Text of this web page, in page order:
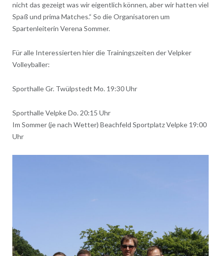
nicht das gezeigt was wir eigentlich können, aber wir hatten viel
Spaß und prima Matches.“ So die Organisatoren um
Spartenleiterin Verena Sommer.
Für alle Interessierten hier die Trainingszeiten der Velpker
Volleyballer:
Sporthalle Gr. Twülpstedt Mo. 19:30 Uhr
Sporthalle Velpke Do. 20:15 Uhr
Im Sommer (je nach Wetter) Beachfeld Sportplatz Velpke 19:00
Uhr